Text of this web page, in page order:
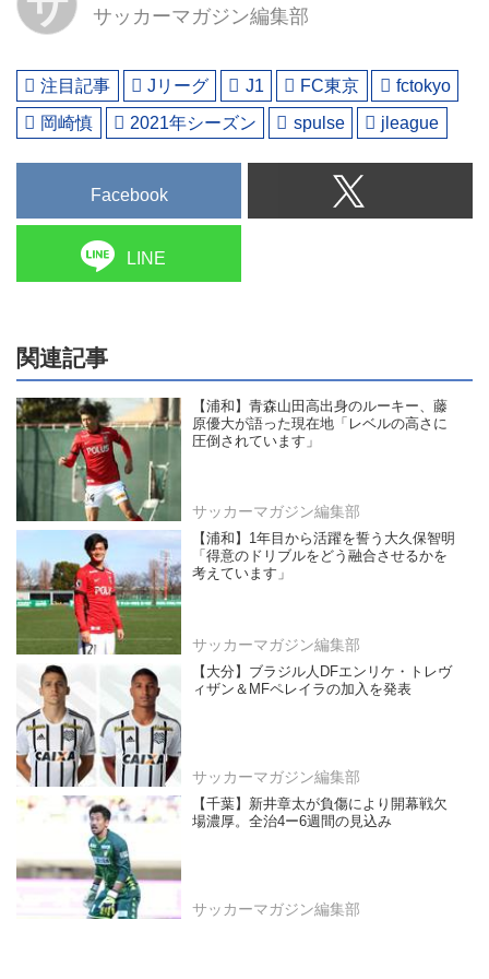
サッカーマガジン編集部
注目記事 Jリーグ J1 FC東京
fctokyo
岡崎慎
2021年シーズン spulse jleague
Facebook
LINE
関連記事
【浦和】青森山田高出身のルーキー、藤
原優大が語った現在地「レベルの高さに
圧倒されています」
サッカーマガジン編集部
【浦和】1年目から活躍を誓う大久保智明
「得意のドリブルをどう融合させるかを
考えています」
サッカーマガジン編集部
【大分】ブラジル人DFエンリケ・トレヴ
ィザン＆MFペレイラの加入を発表
サッカーマガジン編集部
【千葉】新井章太が負傷により開幕戦欠
場濃厚。全治4ー6週間の見込み
サッカーマガジン編集部